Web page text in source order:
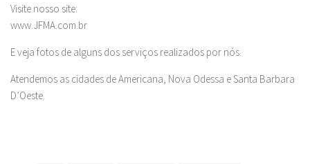
Visite nosso site:
www.JFMA.com.br
E veja fotos de alguns dos serviços realizados por nós.
Atendemos as cidades de Americana, Nova Odessa e Santa Barbara
D’Oeste.